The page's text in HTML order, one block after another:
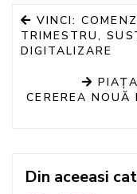
VINCI:
TRIMESTRU,
DIGITALIZARE
CEREREA NOUĂ
Din aceeasi